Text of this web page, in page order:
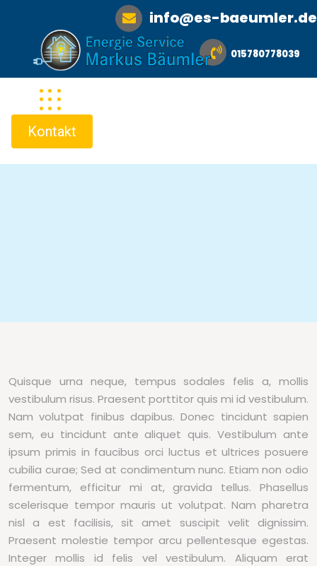
info@es-baeumler.de
015780778039
Kontakt
Quisque urna neque, tempus sodales felis a, mollis
vestibulum risus. Praesent porttitor quis mi id vestibulum.
Nam volutpat finibus dapibus. Donec tincidunt sapien
sem, eu tincidunt ante aliquet quis. Vestibulum ante
ipsum primis in faucibus orci luctus et ultrices posuere
cubilia curae; Sed at condimentum nunc. Etiam non odio
fermentum, efficitur mi at, gravida tellus. Phasellus
scelerisque tempor mauris ut volutpat. Nam pharetra
nisl a est facilisis, sit amet suscipit velit dignissim.
Praesent molestie tempor arcu pellentesque egestas.
Integer mollis id felis vel vestibulum. Aliquam erat